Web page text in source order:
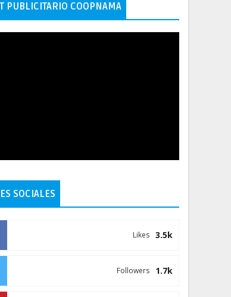
PUBLICITARIO COOPNAMA
SOCIALES
3.5k
Likes
1.7k
Followers